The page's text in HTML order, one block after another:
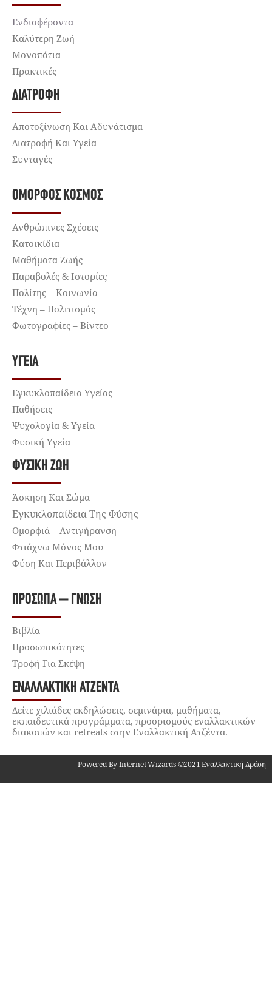
Ενδιαφέροντα
Καλύτερη Ζωή
Μονοπάτια
Πρακτικές
ΔΙΑΤΡΟΦΉ
Αποτοξίνωση Και Αδυνάτισμα
Διατροφή Και Υγεία
Συνταγές
ΌΜΟΡΦΟΣ ΚΌΣΜΟΣ
Ανθρώπινες Σχέσεις
Κατοικίδια
Μαθήματα Ζωής
Παραβολές & Ιστορίες
Πολίτης – Κοινωνία
Τέχνη – Πολιτισμός
Φωτογραφίες – Βίντεο
ΥΓΕΊΑ
Εγκυκλοπαίδεια Υγείας
Παθήσεις
Ψυχολογία & Υγεία
Φυσική Υγεία
ΦΥΣΙΚΉ ΖΩΉ
Άσκηση Και Σώμα
Εγκυκλοπαίδεια Της Φύσης
Ομορφιά – Αντιγήρανση
Φτιάχνω Μόνος Μου
Φύση Και Περιβάλλον
ΠΡΌΣΩΠΑ – ΓΝΏΣΗ
Βιβλία
Προσωπικότητες
Τροφή Για Σκέψη
ΕΝΑΛΛΑΚΤΙΚΉ ΑΤΖΈΝΤΑ
Δείτε χιλιάδες εκδηλώσεις, σεμινάρια, μαθήματα,
εκπαιδευτικά προγράμματα, προορισμούς εναλλακτικών
διακοπών και retreats στην Εναλλακτική Ατζέντα.
Powered By Internet Wizards ©2021 Εναλλακτική Δράση